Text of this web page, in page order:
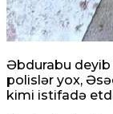
Əbdurabu deyib
polislər yox,
kimi istifadə